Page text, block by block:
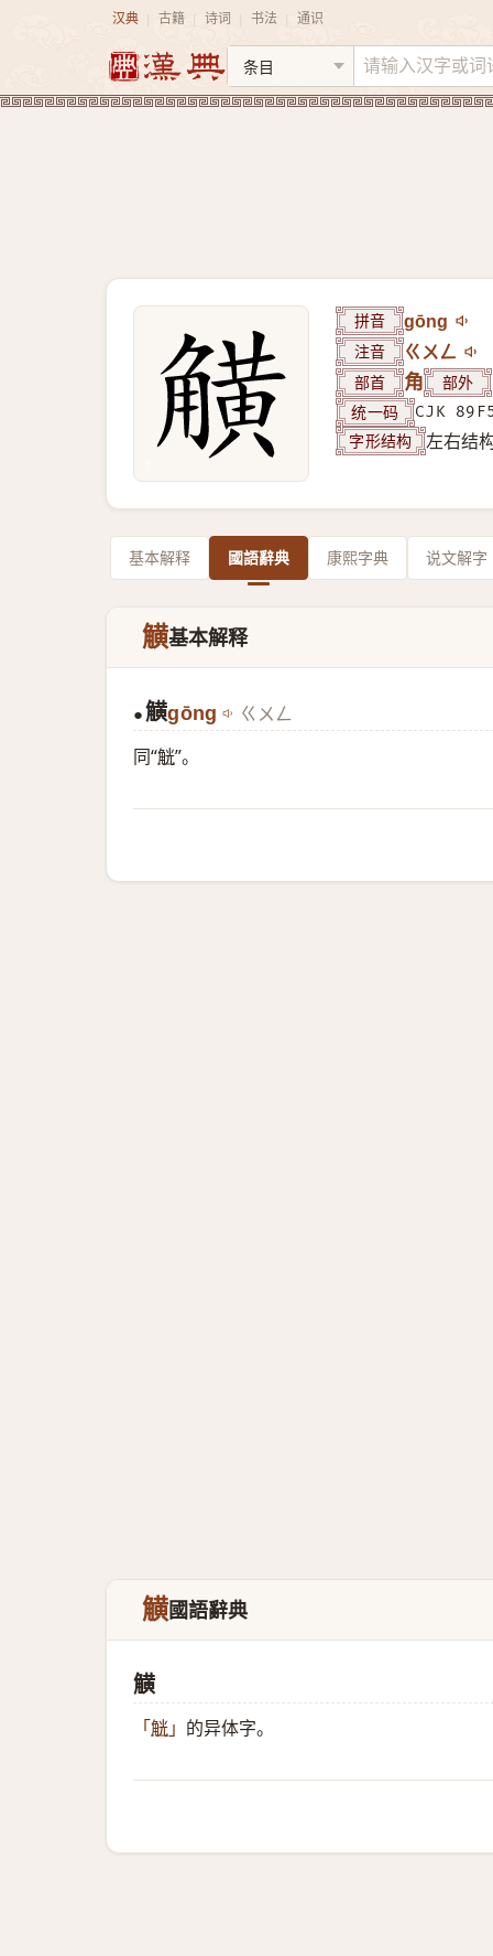
汉典 古籍 诗词 书法 通识
拼音 gōng
注音 ㄍㄨㄥ
部首 角 部外
统一码 CJK
字形结构 左右结
基本解释 國語辭典 康熙字典 说文解字
觵基本解释
● 觵gōng ㄍㄨㄥ
同“觥”。
觵國語辭典
觵
「 觥 」 的异体字。